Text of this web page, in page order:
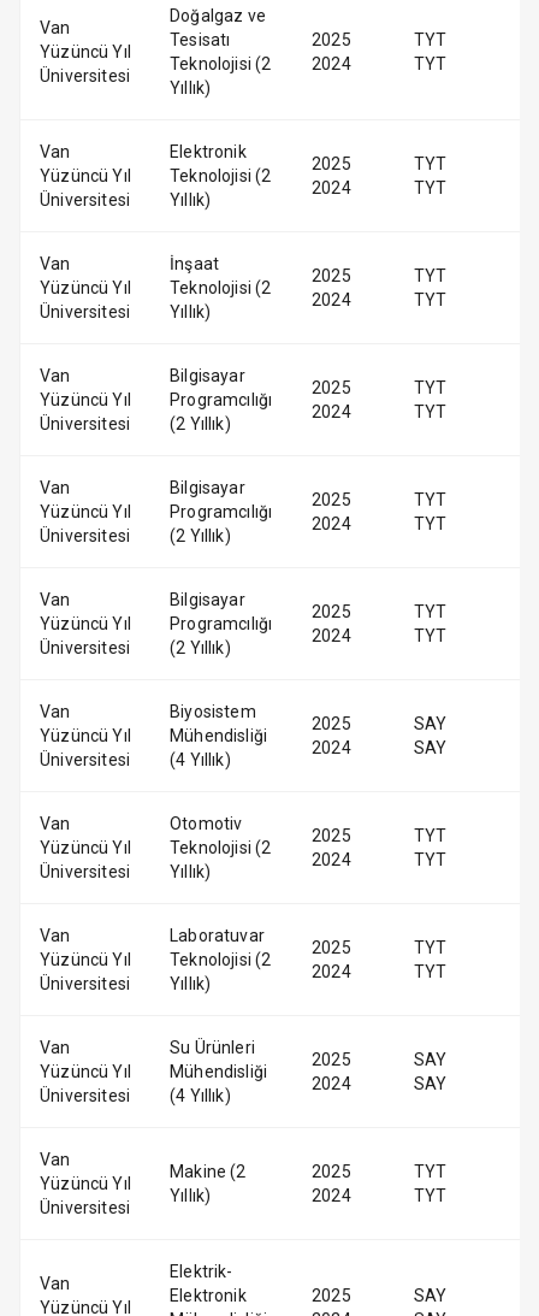
Van
Yüzüncü Yıl
Üniversitesi
Doğalgaz ve
Tesisatı
Teknolojisi (2
Yıllık)
2025
2024
TYT
TYT
Van
Yüzüncü Yıl
Üniversitesi
Elektronik
Teknolojisi (2
Yıllık)
2025
2024
TYT
TYT
Van
Yüzüncü Yıl
Üniversitesi
İnşaat
Teknolojisi (2
Yıllık)
2025
2024
TYT
TYT
Van
Yüzüncü Yıl
Üniversitesi
Bilgisayar
Programcılığı
(2 Yıllık)
2025
2024
TYT
TYT
Van
Yüzüncü Yıl
Üniversitesi
Bilgisayar
Programcılığı
(2 Yıllık)
2025
2024
TYT
TYT
Van
Yüzüncü Yıl
Üniversitesi
Bilgisayar
Programcılığı
(2 Yıllık)
2025
2024
TYT
TYT
Van
Yüzüncü Yıl
Üniversitesi
Biyosistem
Mühendisliği
(4 Yıllık)
2025
2024
SAY
SAY
Van
Yüzüncü Yıl
Üniversitesi
Otomotiv
Teknolojisi (2
Yıllık)
2025
2024
TYT
TYT
Van
Yüzüncü Yıl
Üniversitesi
Laboratuvar
Teknolojisi (2
Yıllık)
2025
2024
TYT
TYT
Van
Yüzüncü Yıl
Üniversitesi
Su Ürünleri
Mühendisliği
(4 Yıllık)
2025
2024
SAY
SAY
Van
Yüzüncü Yıl
Üniversitesi
Makine (2
Yıllık)
2025
2024
TYT
TYT
Van
Yüzüncü Yıl
Elektrik-
Elektronik
2025
SAY